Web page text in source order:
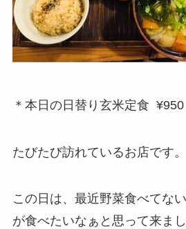
＊本日の日替り玄米定食 ¥950
たびたび訪れているお店です。
この日は、最近野菜食べてな
が食べたいなぁと思って来まし